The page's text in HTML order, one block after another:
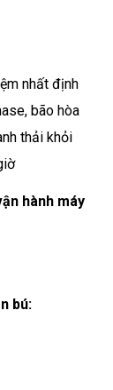
nhất định
bão hòa
thải khỏi
hành máy
bú: